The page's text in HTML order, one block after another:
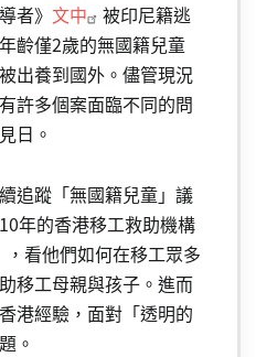
者》 文中
被印尼籍逃
齡僅2歲的無國籍兒童
出養到國外。儘管現況
許多個案面臨不同的問
日。
追蹤「無國籍兒童」議
年的香港移工救助機構
，看他們如何在移工眾多
移工母親與孩子。進而
港經驗，面對「透明的
。